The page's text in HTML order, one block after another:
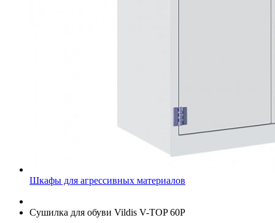
Шкафы для агрессивных материалов
Сушилка для обуви Vildis V-TOP 60P